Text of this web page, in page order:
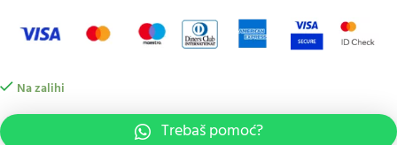
Na zalihi
Trebaš pomoć?